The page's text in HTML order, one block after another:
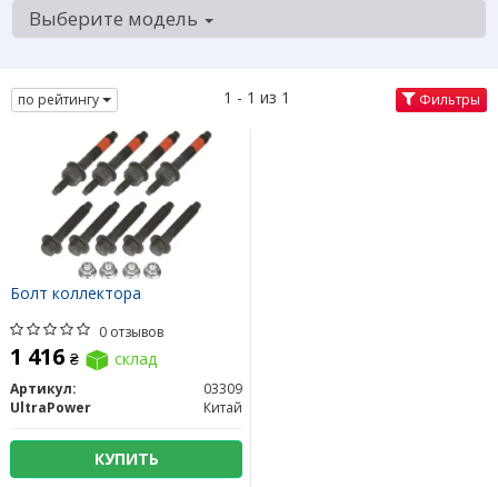
Выберите модель
по рейтингу 1 - 1 из 1 Фильтры
Болт коллектора
0 отзывов
1 416 ₴ склад
Артикул:
03309
UltraPower
Китай
КУПИТЬ